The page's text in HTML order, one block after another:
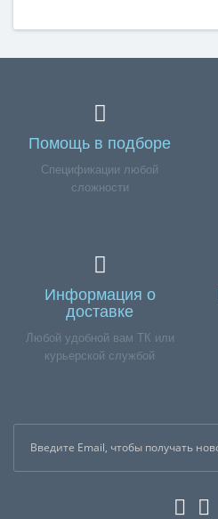
Помощь в подборе
Спецификации любой
сложности
Информация о
доставке
Любой удобной вам ТК или
курьерской службой